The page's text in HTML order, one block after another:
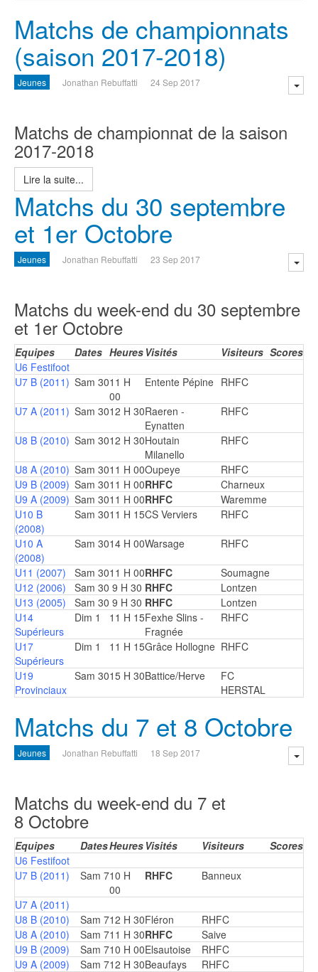
Matchs de championnats
(saison 2017-2018)
Jeunes Jonathan Rebuffatti 24 Sep 2017
Matchs de championnat de la saison
2017-2018
Lire la suite...
Matchs du 30 septembre
et 1er Octobre
Jeunes Jonathan Rebuffatti 23 Sep 2017
Matchs du week-end du 30 septembre
et 1er Octobre
Equipes Dates Heures Visités Visiteurs Scores
U6 Festifoot
U7 B (2011) Sam 3011 H
00
Entente Pépine RHFC
U7 A (2011) Sam 3012 H 30Raeren -
Eynatten
RHFC
U8 B (2010) Sam 3012 H 30Houtain
Milanello
RHFC
U8 A (2010) Sam 3011 H 00Oupeye
RHFC
U9 B (2009) Sam 3011 H 00RHFC
Charneux
U9 A (2009) Sam 3011 H 00RHFC
Waremme
U10 B
(2008)
Sam 3011 H 15CS Verviers RHFC
U10 A
(2008)
Sam 3014 H 00Warsage RHFC
U11 (2007) Sam 3011 H 00RHFC
Soumagne
U12 (2006)
Sam 30 9 H 30 RHFC
Lontzen
U13 (2005)
Sam 30 9 H 30 RHFC
Lontzen
U14
Supérieurs
Dim 1 11 H 15Fexhe Slins -
Fragnée
RHFC
U17
Supérieurs
Dim 1 11 H 15Grâce Hollogne RHFC
U19
Provinciaux
Sam 3015 H 30Battice/Herve
FC
HERSTAL
Matchs du 7 et 8 Octobre
Jeunes Jonathan Rebuffatti 18 Sep 2017
Matchs du week-end du 7 et
8 Octobre
Equipes DatesHeures Visités Visiteurs
Scores
U6 Festifoot
U7 B (2011)
Sam 710 H
00
RHFC Banneux
U7 A (2011)
U8 B (2010)
Sam 712 H 30Fléron
RHFC
U8 A (2010)
Sam 711 H 30RHFC
Saive
U9 B (2009)
Sam 710 H 00Elsautoise
RHFC
U9 A (2009)
Sam 712 H 30Beaufays RHFC